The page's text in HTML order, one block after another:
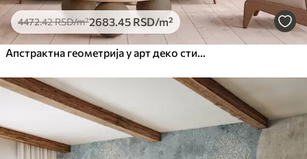
4472.42RSD/m²2683.45 RSD/m²
Апстрактна геометрија у арт деко стилу са ретро ефектом